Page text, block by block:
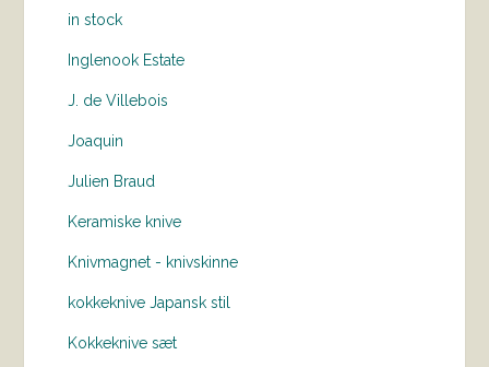
in stock
Inglenook Estate
J. de Villebois
Joaquin
Julien Braud
Keramiske knive
Knivmagnet - knivskinne
kokkeknive Japansk stil
Kokkeknive sæt